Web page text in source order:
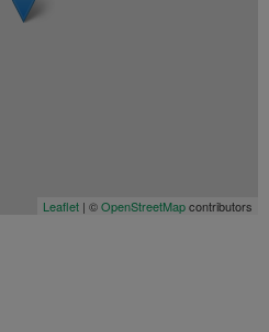
Leaflet | ©OpenStreetMapcontributors